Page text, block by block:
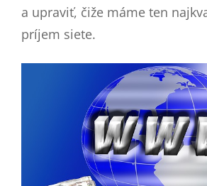
a upraviť, čiže máme ten
príjem siete.